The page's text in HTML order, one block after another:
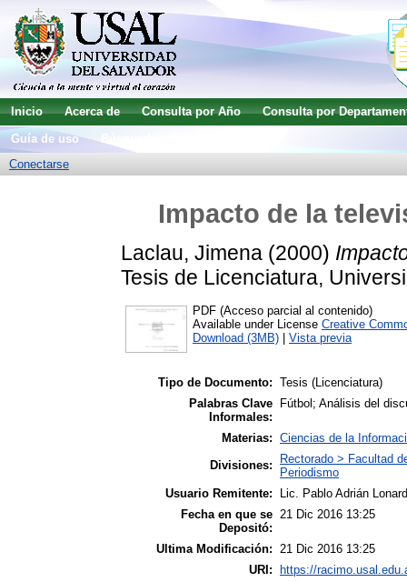
Inicio Acerca de Consulta por Año
Consulta por
Guía de uso
Conectarse
Impacto de la
Laclau, Jimena (2000)
Tesis de Licenciatura,
PDF (Acceso parcial al contenido)
Available under License Creative
Download (3MB)
Vista previa
Tipo de Documento: Tesis (Licenciatura)
Palabras Clave
Informales:
Fútbol; Análisis del
Materias: Ciencias de la
Divisiones:
Rectorado > Facultad
Periodismo
Usuario Remitente:
Lic. Pablo Adrián
Fecha en que se
Depositó:
21 Dic 2016 13:25
Ultima Modificación: 21 Dic 2016 13:25
URI:
https://